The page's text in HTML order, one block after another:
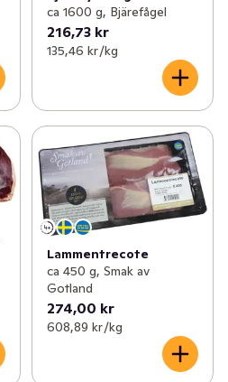
ca 1600 g, Bjärefågel
216,73 kr
135,46 kr /kg
Lammentrecote
ca 450 g, Smak av
Gotland
274,00 kr
608,89 kr /kg